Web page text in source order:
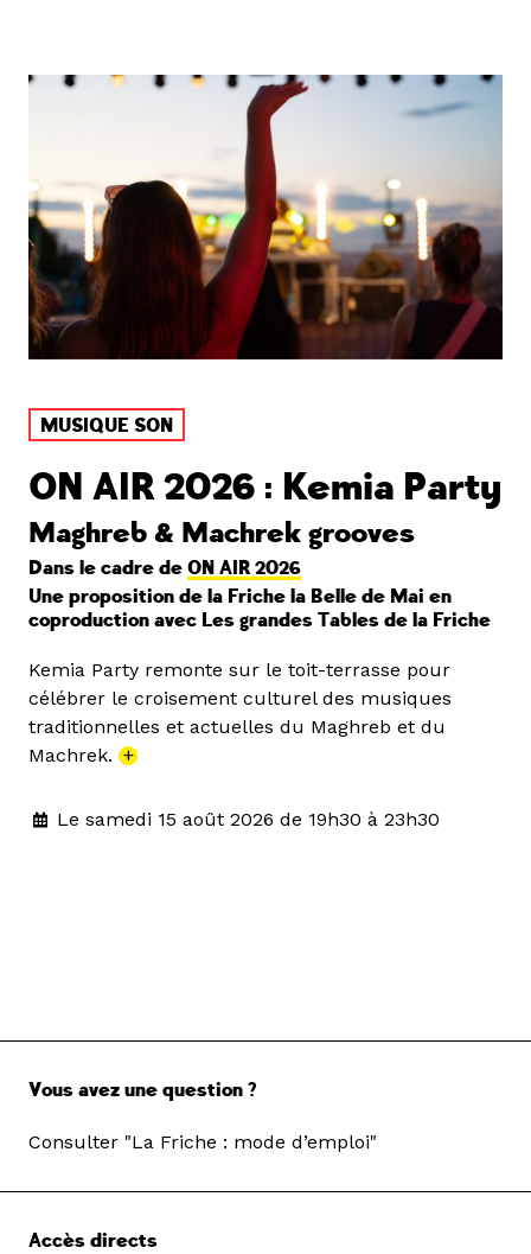
MUSIQUE SON
ON AIR 2026 : Kemia Party
Maghreb & Machrek grooves
Dans le cadre de ON AIR 2026
Une proposition de la Friche la Belle de Mai en
coproduction avec Les grandes Tables de la Friche
Kemia Party remonte sur le toit-terrasse pour
célébrer le croisement culturel des musiques
traditionnelles et actuelles du Maghreb et du
Machrek. +
Le samedi 15 août 2026 de 19h30 à 23h30
Vous avez une question ?
Consulter "La Friche : mode d’emploi"
Accès directs